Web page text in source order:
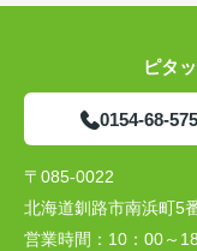
ピタ
0154-68-
〒085-0022
北海道釧路市南浜町5
営業時間： 10：00～